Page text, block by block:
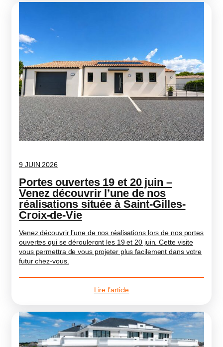
9 JUIN 2026
Portes ouvertes 19 et 20 juin –
Venez découvrir l’une de nos
réalisations située à Saint-Gilles-
Croix-de-Vie
Venez découvrir l’une de nos réalisations lors de nos portes
ouvertes qui se dérouleront les 19 et 20 juin. Cette visite
vous permettra de vous projeter plus facilement dans votre
futur chez-vous.
Lire l’article